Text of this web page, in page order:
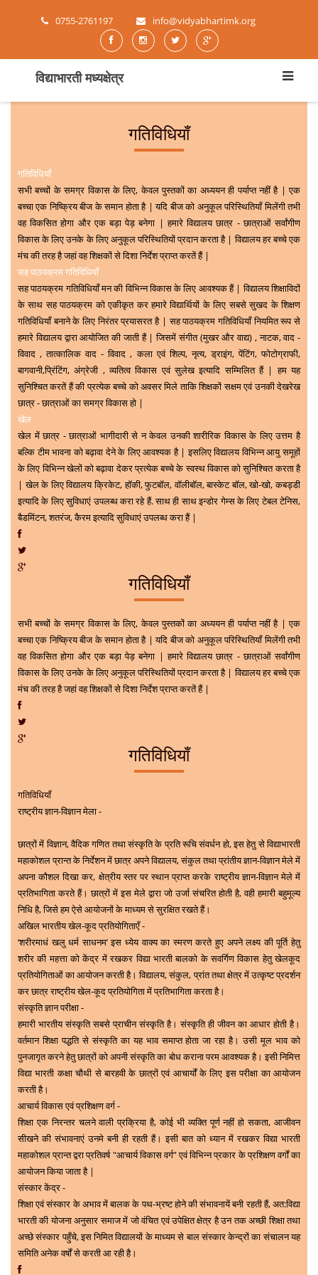
0755-2761197 info@vidyabhartimk.org
विद्याभारती मध्यक्षेत्र
गतिविधियाँ
गतिविधियाँ
सभी बच्चों के समग्र विकास के लिए, केवल पुस्तकों का अध्ययन ही पर्याप्त नहीं है | एक
बच्चा एक निष्क्रिय बीज के समान होता है | यदि बीज को अनुकूल परिस्थितियाँ मिलेंगी तभी
वह विकसित होगा और एक बड़ा पेड़ बनेगा | हमारे विद्यालय छात्र - छात्राओं सर्वांगीण
विकास के लिए उनके के लिए अनुकूल परिस्थितियों प्रदान करता है | विद्यालय हर बच्चे एक
मंच की तरह है जहां वह शिक्षकों से दिशा निर्देश प्राप्त करतें हैं |
सह पाठयक्रम गतिविधियाँ
सह पाठयक्रम गतिविधियाँ मन की विभिन्न विकास के लिए आवश्यक हैं | विद्यालय शिक्षाविदों
के साथ सह पाठयक्रम को एकीकृत कर हमारे विद्यार्थियों के लिए सबसे सुखद के शिक्षण
गतिविधियाँ बनाने के लिए निरंतर प्रयासरत है | सह पाठयक्रम गतिविधियाँ नियमित रूप से
हमारे विद्यालय द्वारा आयोजित की जाती हैं | जिसमें संगीत (मुखर और वाद्य) , नाटक, वाद -
विवाद , तात्कालिक वाद - विवाद , कला एवं शिल्प, नृत्य, ड्राइंग, पेंटिंग, फोटोग्राफी,
बागवानी,प्रिंटिंग, अंग्रेजी , व्यतित्व विकास एवं सुलेख इत्यादि सम्मिलित हैं | हम यह
सुनिश्चित करतें हैं की प्रत्येक बच्चे को अवसर मिले ताकि शिक्षकों सक्षम एवं उनकी देखरेख
छात्र - छात्राओं का समग्र विकास हो |
खेल
खेल में छात्र - छात्राओं भागीदारी से न केवल उनकी शारीरिक विकास के लिए उत्तम है
बल्कि टीम भावना को बढ़ावा देने के लिए आवश्यक है | इसलिए विद्यालय विभिन्न आयु समूहों
के लिए विभिन्न खेलों को बढ़ावा देकर प्रत्येक बच्चे के स्वस्थ विकास को सुनिश्चित करता है
| खेल के लिए विद्यालय क्रिकेट, हॉकी, फुटबॉल, वॉलीबॉल, बास्केट बॉल, खो-खो, कबड्डी
इत्यादि के लिए सुविधाएं उपलब्ध करा रहे हैं. साथ ही साथ इन्डोर गेम्स के लिए टेबल टेनिस,
बैडमिंटन, शतरंज, कैरम इत्यादि सुविधाएं उपलब्ध करा हैं |
गतिविधियाँ
सभी बच्चों के समग्र विकास के लिए, केवल पुस्तकों का अध्ययन ही पर्याप्त नहीं है | एक
बच्चा एक निष्क्रिय बीज के समान होता है | यदि बीज को अनुकूल परिस्थितियाँ मिलेंगी तभी
वह विकसित होगा और एक बड़ा पेड़ बनेगा | हमारे विद्यालय छात्र - छात्राओं सर्वांगीण
विकास के लिए उनके के लिए अनुकूल परिस्थितियों प्रदान करता है | विद्यालय हर बच्चे एक
मंच की तरह है जहां वह शिक्षकों से दिशा निर्देश प्राप्त करतें हैं |
गतिविधियाँ
गतिविधियाँ
राष्ट्रीय ज्ञान-विज्ञान मेला -
छात्रों में विज्ञान, वैदिक गणित तथा संस्कृति के प्रति रूचि संवर्धन हो, इस हेतु से विद्याभारती
महाकोशल प्रान्त के निर्देशन में छात्र अपने विद्यालय, संकुल तथा प्रांतीय ज्ञान-विज्ञान मेले में
अपना कौशल दिखा कर, क्षेत्रीय स्तर पर स्थान प्राप्त करके राष्ट्रीय ज्ञान-विज्ञान मेले में
प्रतिभागिता करते हैं। छात्रों में इस मेले द्वारा जो उर्जा संचरित होती है, वही हमारी बहुमूल्य
निधि है, जिसे हम ऐसे आयोजनों के माध्यम से सुरक्षित रखते हैं।
अखिल भारतीय खेल-कूद प्रतियोगिताएँ -
‘शरीरमाधं खलु धर्म साधनम’ इस ध्येय वाक्य का स्मरण करते हुए अपने लक्ष्य की पूर्ति हेतु
शरीर की महत्ता को केंद्र में रखकर विद्या भारती बालको के सवर्गिण विकास हेतु खेलकूद
प्रतियोगिताओं का आयोजन करती है। विद्यालय, संकुल, प्रांत तथा क्षेत्र में उत्कृष्ट प्रदर्शन
कर छात्र राष्ट्रीय खेल-कूद प्रतियोगिता में प्रतिभागिता करता है।
संस्कृति ज्ञान परीक्षा -
हमारी भारतीय संस्कृति सबसे प्राचीन संस्कृति है। संस्कृति ही जीवन का आधार होती है।
वर्तमान शिक्षा पद्धति से संस्कृति का यह भाव समाप्त होता जा रहा है। उसी मूल भाव को
पुनजागृत करने हेतु छात्रों को अपनी संस्कृति का बोध कराना परम आवश्यक है। इसी निमित्त
विद्या भारती कक्षा चौथी से बारहवी के छात्रों एवं आचार्यों के लिए इस परीक्षा का आयोजन
करती है।
आचार्य विकास एवं प्रशिक्षण वर्ग -
शिक्षा एक निरन्तर चलने वाली प्रक्रिया है, कोई भी व्यक्ति पूर्ण नहीं हो सकता, आजीवन
सीखने की संभावनाएं उनमे बनी ही रहती हैं। इसी बात को ध्यान में रखकर विद्या भारती
महाकोशल प्रान्त द्वरा प्रतिवर्ष"आचार्य विकास वर्ग”एवं विभिन्न प्रकार के प्रशिक्षण वर्गों का
आयोजन किया जाता है |
संस्कार केंद्र -
शिक्षा एवं संस्कार के अभाव में बालक के पथ-भ्रष्ट होने की संभावनायें बनी रहती हैं, अत:विद्या
भारती की योजना अनुसार समाज में जो वंचित एवं उपेक्षित क्षेत्र है उन तक अच्छी शिक्षा तथा
अच्छे संस्कार पहुँचे, इस निमित विद्यालयों के माध्यम से बाल संस्कार केन्द्रों का संचालन यह
समिति अनेक वर्षों से करती आ रही है।